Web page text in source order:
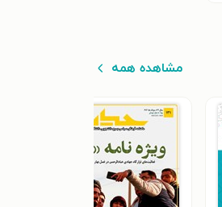
مشاهده همه